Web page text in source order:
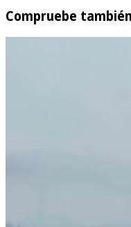
Compruebe también